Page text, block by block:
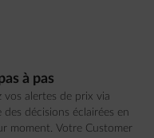
à pas
vos alertes de prix via
décisions éclairées en
moment. Votre Customer